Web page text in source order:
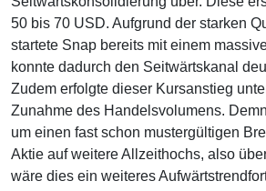
50 bis 70 USD. Aufgrund der starken
startete Snap bereits mit einem
konnte dadurch den Seitwärtskanal
Zudem erfolgte dieser Kursanstieg
Zunahme des Handelsvolumens.
um einen fast schon mustergültigen
Aktie auf weitere Allzeithochs, also
wäre dies ein weiteres